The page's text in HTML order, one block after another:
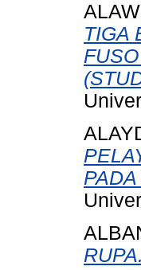
TIGA
RUPA.